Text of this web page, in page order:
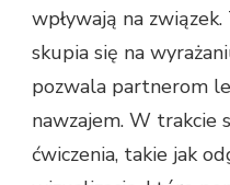
wpływają na
skupia się na
pozwala partnerom
nawzajem. W trakcie
ćwiczenia, takie jak